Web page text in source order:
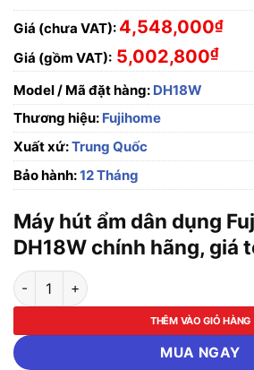
Giá (chưa VAT): 4,548,000₫
Giá (gồm VAT): 5,002,800₫
Model / Mã đặt hàng: DH18W
Thương hiệu: Fujihome
Xuất xứ:Trung Quốc
Bảo hành:12 Tháng
Máy hút ẩm dân dụng
DH18W chính hãng, giá
Máy hút ẩm dân dụng Fujihome
THÊM VÀO GIỎ HÀNG
MUA NGAY